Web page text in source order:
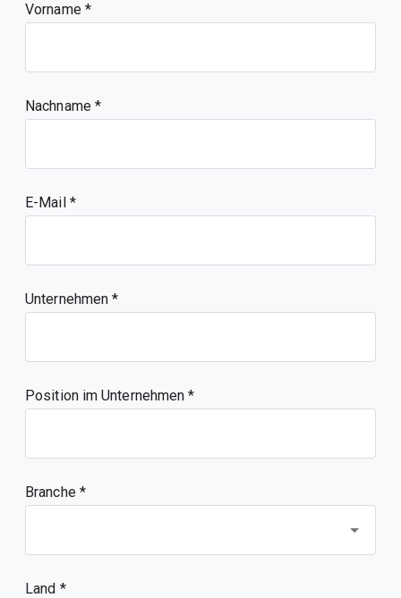
Vorname
Nachname
E-Mail
Unternehmen
Position im Unternehmen
Branche *
Land *